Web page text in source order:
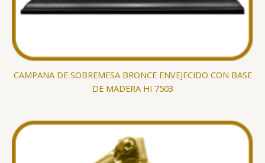
CAMPANA DE SOBREMESA BRONCE ENVEJECIDO CON BASE
DE MADERA HI 7503